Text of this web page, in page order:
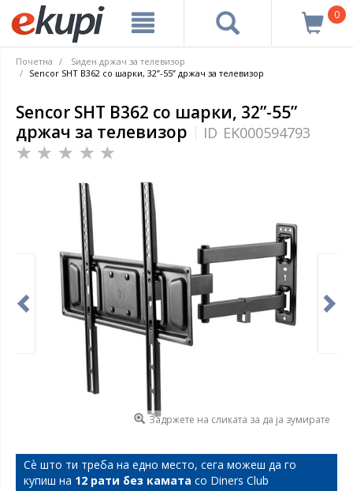
0
Почетна
Ѕиден држач за телевизор
Sencor SHT B362 со шарки, 32”-55” држач за телевизор
Sencor SHT B362 со шарки, 32”-55”
држач за телевизор
ID EK000594793
Задржете на сликата за да ја зумирате
Сѐ што ти треба на едно место, сега можеш да го
купиш на 12 рати без камата со Diners Club